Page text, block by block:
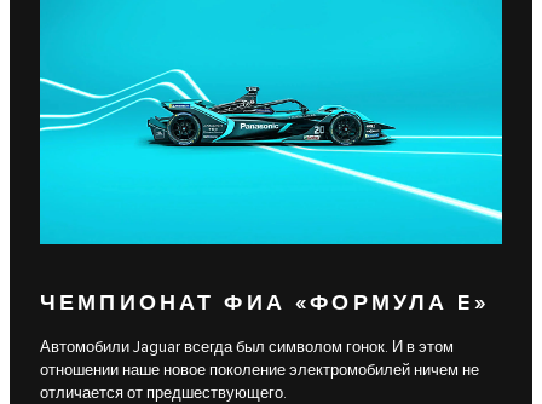
ЧЕМПИОНАТ ФИА «ФОРМУЛА E»
Автомобили Jaguar всегда был символом гонок. И в этом
отношении наше новое поколение электромобилей ничем не
отличается от предшествующего.